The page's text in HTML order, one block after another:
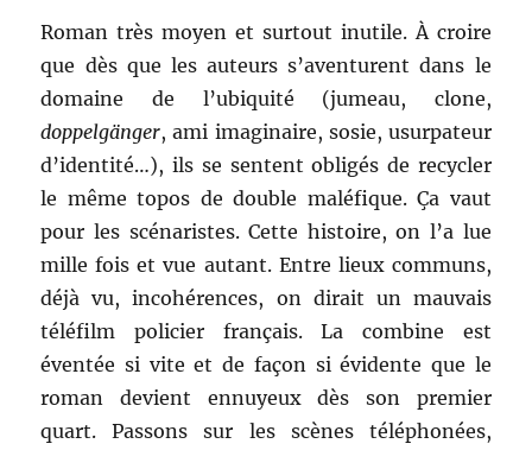
Roman très moyen et surtout inutile. À croire
que dès que les auteurs s’aventurent dans le
domaine de l’ubiquité (jumeau, clone,
doppelgänger, ami imaginaire, sosie, usurpateur
d’identité…), ils se sentent obligés de recycler
le même topos de double maléfique. Ça vaut
pour les scénaristes. Cette histoire, on l’a lue
mille fois et vue autant. Entre lieux communs,
déjà vu, incohérences, on dirait un mauvais
téléfilm policier français. La combine est
éventée si vite et de façon si évidente que le
roman devient ennuyeux dès son premier
quart. Passons sur les scènes téléphonées,